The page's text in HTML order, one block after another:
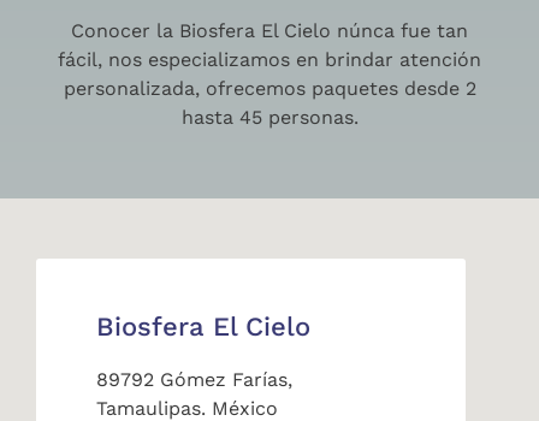
Conocer la Biosfera El Cielo núnca fue tan
fácil, nos especializamos en brindar atención
personalizada, ofrecemos paquetes desde 2
hasta 45 personas.
Biosfera El Cielo
89792 Gómez Farías,
Tamaulipas. México